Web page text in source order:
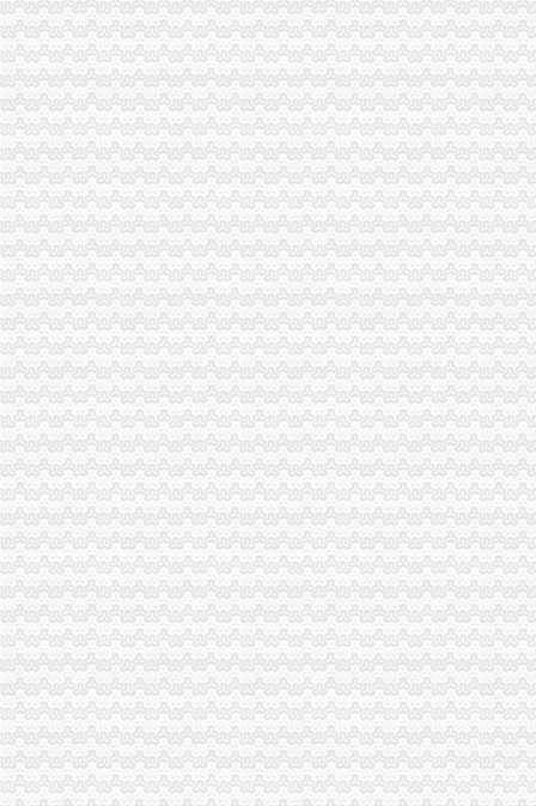
江津局四项措施化格式合同的重庆注销税务监管
沙坪坝局五项举措做好学改活动“回头看”分公司营业执照注销工作
垫江局代办注销分公司索绩效考核工作新路子
高新园局分公司营业执照注销细化监管目标确保监管进一步到位
江津局分公司营业执照注销努力助推非公有制经济发展
梁平局重庆分公司注销创新培训方式再掀大练热潮
沙坪坝局代办注销分公司四项措施化合同监管服务水平